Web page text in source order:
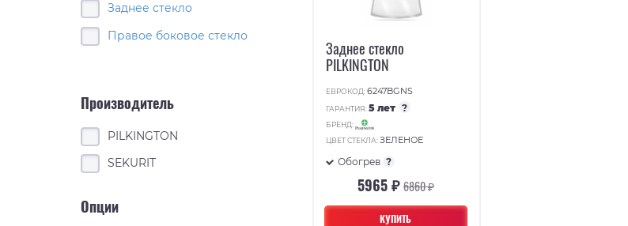
Заднее стекло
Правое боковое стекло
Производитель
PILKINGTON
SEKURIT
Опции
КУПИТЬ
Заднее стекло
PILKINGTON
ЕВРОКОД:6247BGNS
ГАРАНТИЯ:5 лет ?
БРЕНД:
ЦВЕТ СТЕКЛА:ЗЕЛЕНОЕ
Обогрев ?
5965 ₽6860 ₽